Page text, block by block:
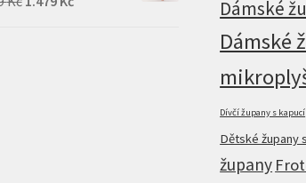
Dámské
Dámské
Dívčí župany s kapucí
Dětské župany
župany